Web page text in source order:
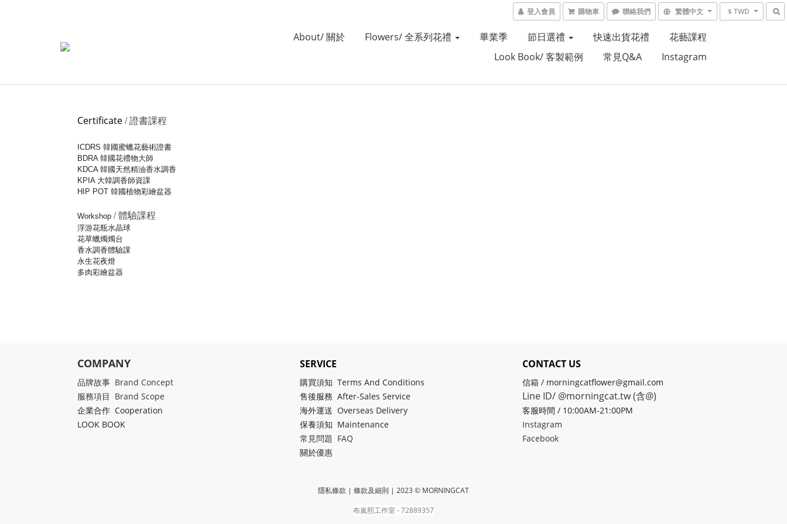
登入會員 購物車 聯絡我們 繁體中文 $ TWD
About/ 關於 Flowers/ 全系列花禮 畢業季 節日選禮 快速出貨花禮
花藝課程
Look Book/ 客製範例
常見Q&A Instagram
Certificate/ 證書課程
ICDRS 韓國蜜蠟花藝術證書
BDRA 韓國花禮物大師
KDCA 韓國天然精油香水調香
KPIA 大韓調香師資課
HIP POT 韓國植物彩繪盆器
Workshop / 體驗課程
浮游花瓶水晶球
花草蠟燭燭台
香水調香體驗課
永生花夜燈
多肉彩繪盆器
COMPANY
品牌故事 Brand Concept
服務項目 Brand Scope
企業合作 Cooperation
LOOK BOOK
SERVICE
購買須知 Terms And Conditions
售後服務 After-Sales Service
海外運送 Overseas Delivery
保養須知 Maintenance
常見問題 FAQ
關於優惠
CONTACT US
信箱 / morningcatflower@gmail.com
Line ID/ @morningcat.tw (含@)
客服時間 / 10:00AM-21:00PM
Instagram
Facebook
隱私條款 | 條款及細則 | 2023 © MORNINGCAT
布嵐熙工作室 - 72889357